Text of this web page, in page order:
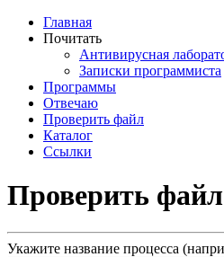
Главная
Почитать
Антивирусная
Записки программиста
Программы
Отвечаю
Проверить файл
Каталог
Ссылки
Проверить
Укажите название процесса